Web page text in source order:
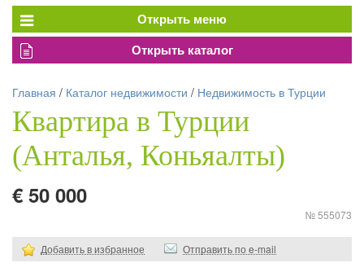
Главная / Каталог недвижимости / Недвижимость в Турции
Квартира в Турции
(Анталья, Коньяалты)
€ 50 000
№ 555073
Добавить в избранное Отправить по e-mail